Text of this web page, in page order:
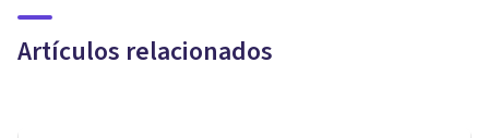
Artículos relacionados
duplica la célula